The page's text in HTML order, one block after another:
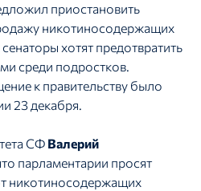
приостановить
никотиносодержащих
хотят предотвратить
среди подростков.
к правительству было
23 декабря.
СФ Валерий
парламентарии просят
никотиносодержащих